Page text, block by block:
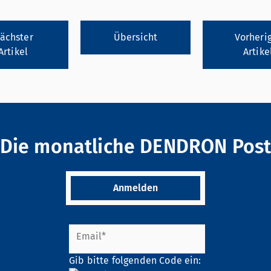
Übersicht
Die monatliche DENDRON Post
Gib bitte folgenden Code ein:
Anmelden